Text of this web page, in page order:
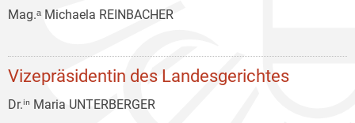
Mag.ᵃ Michaela REINBACHER
Vizepräsidentin des Landesgerichtes
Dr.ⁱⁿ Maria UNTERBERGER